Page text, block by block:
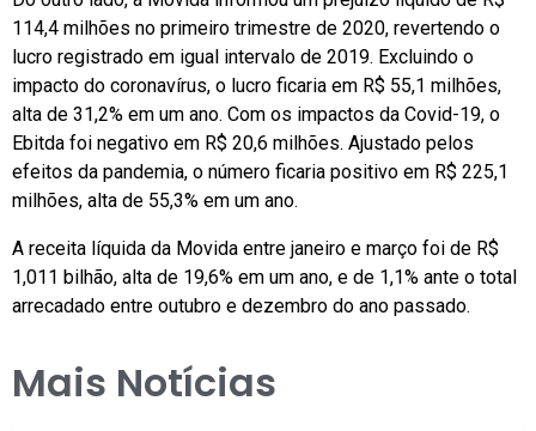
114,4 milhões no primeiro trimestre de 2020, revertendo o
lucro registrado em igual intervalo de 2019. Excluindo o
impacto do coronavírus, o lucro ficaria em R$ 55,1 milhões,
alta de 31,2% em um ano. Com os impactos da Covid-19, o
Ebitda foi negativo em R$ 20,6 milhões. Ajustado pelos
efeitos da pandemia, o número ficaria positivo em R$ 225,1
milhões, alta de 55,3% em um ano.
A receita líquida da Movida entre janeiro e março foi de R$
1,011 bilhão, alta de 19,6% em um ano, e de 1,1% ante o total
arrecadado entre outubro e dezembro do ano passado.
Mais Notícias